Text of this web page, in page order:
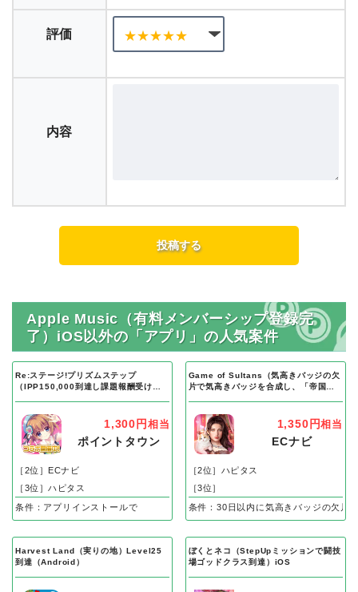
評価
内容
Apple Music（有料メンバーシップ登録完
了）iOS以外の「アプリ」の人気案件
Re:ステージ!プリズムステップ
（IPP150,000到達し課題報酬受け取
1,300円 相当
ポイントタウン
［2位］ECナビ
［3位］ハピタス
条件：アプリインストールで
Game of Sultans（気高きバッジの欠
片で気高きバッジを合成し、「帝国五
1,350円相当
ECナビ
［2位］ハピタス
［3位］
条件：30日以内に気高きバッジの欠片
Harvest Land（実りの地）Level25
到達（Android）
ぼくとネコ（StepUpミッションで闘技
場ゴッドクラス到達）iOS